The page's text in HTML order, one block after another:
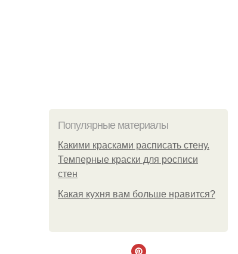
Популярные материалы
Какими красками расписать стену.
Темперные краски для росписи
стен
Какая кухня вам больше нравится?